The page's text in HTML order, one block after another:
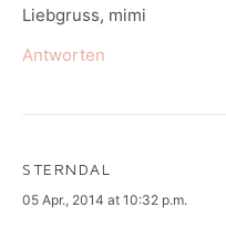
Liebgruss, mimi
Antworten
STERNDAL
says:
05 Apr., 2014 at 10:32 p.m.